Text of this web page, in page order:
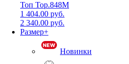
Топ Top.848M
1 404.00 руб.
2 340.00 руб.
Размер+
Новинки